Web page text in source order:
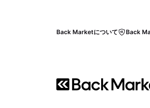
Back Marketについて Back